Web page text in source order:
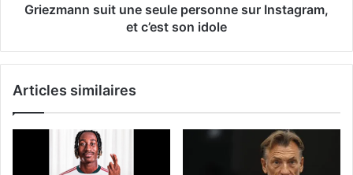
Griezmann suit une seule personne sur Instagram,
et c’est son idole
Articles similaires